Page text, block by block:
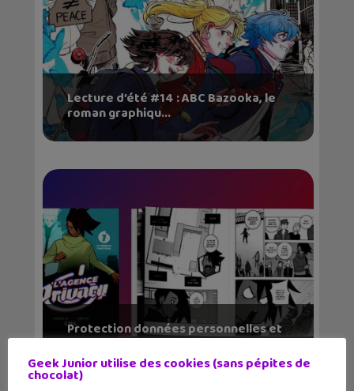
Lecture d’été #14 : ABC Bazooka, le
roman graphiqu...
Protection données personnelles et
vie privée en l...
Geek Junior utilise des cookies (sans pépites de
chocolat)